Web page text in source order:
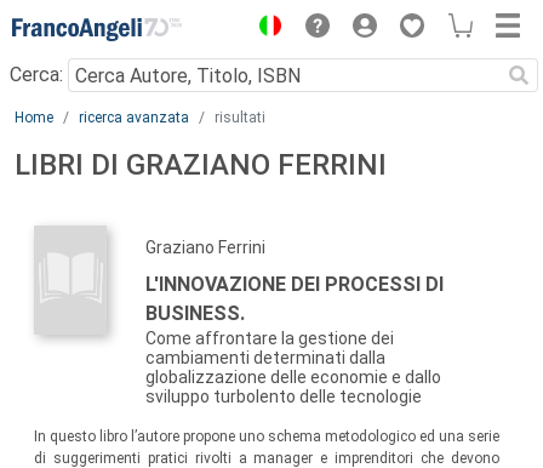
Menu
Cerca:
Main content
Home ricerca avanzata risultati
LIBRI DI GRAZIANO FERRINI
Graziano Ferrini
L'INNOVAZIONE DEI PROCESSI DI
BUSINESS.
Come affrontare la gestione dei
cambiamenti determinati dalla
globalizzazione delle economie e dallo
sviluppo turbolento delle tecnologie
In questo libro l’autore propone uno schema metodologico ed una serie
di suggerimenti pratici rivolti a manager e imprenditori che devono